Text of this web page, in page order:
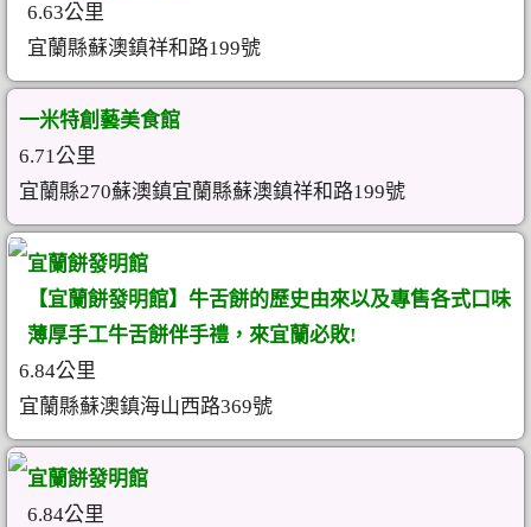
6.63公里
宜蘭縣蘇澳鎮祥和路199號
一米特創藝美食館
6.71公里
宜蘭縣270蘇澳鎮宜蘭縣蘇澳鎮祥和路199號
宜蘭餅發明館
【宜蘭餅發明館】牛舌餅的歷史由來以及專售各式口味
薄厚手工牛舌餅伴手禮，來宜蘭必敗!
6.84公里
宜蘭縣蘇澳鎮海山西路369號
宜蘭餅發明館
6.84公里